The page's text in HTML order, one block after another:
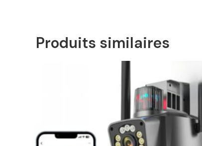
Produits similaires